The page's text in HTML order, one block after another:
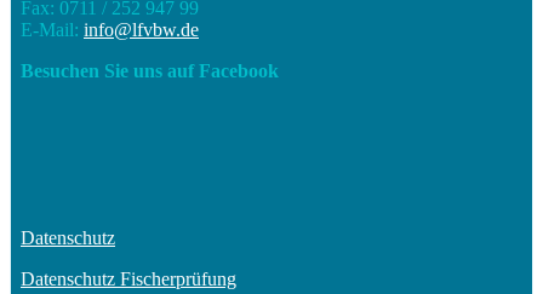
Fax: 0711 / 252 947 99
E-Mail: info@lfvbw.de
Besuchen Sie uns auf Facebook
Datenschutz
Datenschutz Fischerprüfung